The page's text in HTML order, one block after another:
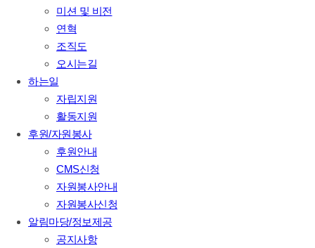
미션 및 비전
연혁
조직도
오시는길
하는일
자립지원
활동지원
후원/자원봉사
후원안내
CMS신청
자원봉사안내
자원봉사신청
알림마당/정보제공
공지사항